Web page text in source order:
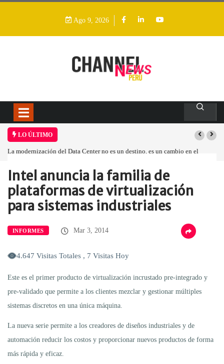
Ago 9, 2026
LO ÚLTIMO
La modernización del Data Center no es un destino, es un cambio en el
Home
Informes Intel anuncia la…
Intel anuncia la familia de
plataformas de virtualización
para sistemas industriales
INFORMES Mar 3, 2014
4.647 Visitas Totales , 7 Visitas Hoy
Este es el primer producto de virtualización incrustado pre-integrado y
pre-validado que permite a los clientes mezclar y gestionar múltiples
sistemas discretos en una única máquina.
La nueva serie permite a los creadores de diseños industriales y de
automación reducir los costos y proporcionar nuevos productos de forma
más rápida y eficaz.